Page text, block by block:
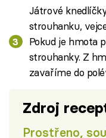
Játrové
strouhanku,
Pokud je hmota
strouhanky. Z
zavaříme do
Zdroj
Prostřeno,